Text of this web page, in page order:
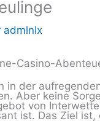
admlnlx
Casino-
in der
Aber keine
von
ist. Das Ziel